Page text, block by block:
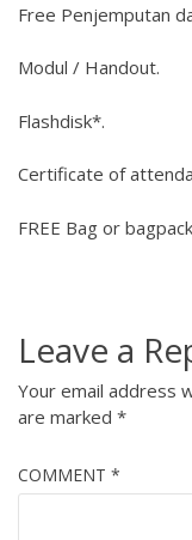
Free Penjemputan
Modul / Handout.
Flashdisk*.
Certificate of
FREE Bag or
Leave a
Your email address
are marked *
COMMENT *